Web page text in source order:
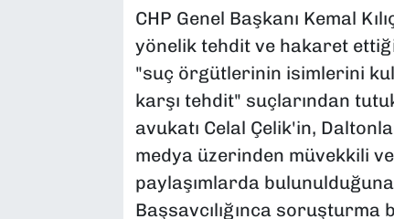
CHP Genel Başkanı Kemal
yönelik tehdit ve hakaret ettiği
"suç örgütlerinin isimlerini
karşı tehdit" suçlarından
avukatı Celal Çelik'in,
medya üzerinden müvekkili
paylaşımlarda
Başsavcılığınca soruşturma